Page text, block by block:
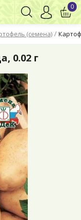
(семена) /
0
0.02 г